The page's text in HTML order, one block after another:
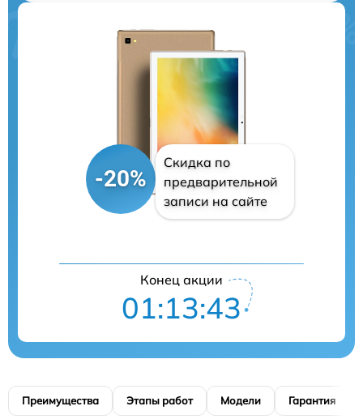
-20%
Скидка по
предварительной
записи на сайте
Конец акции
01:13:42
Преимущества Этапы работ Модели Гарантия